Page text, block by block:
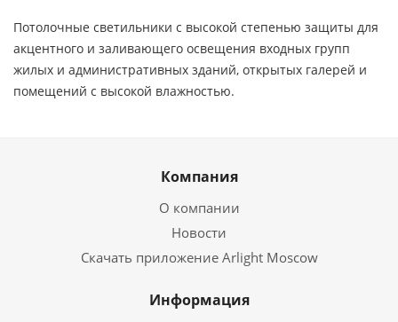
Потолочные светильники с высокой степенью защиты для
акцентного и заливающего освещения входных групп
жилых и административных зданий, открытых галерей и
помещений с высокой влажностью.
Компания
О компании
Новости
Скачать приложение Arlight Moscow
Информация